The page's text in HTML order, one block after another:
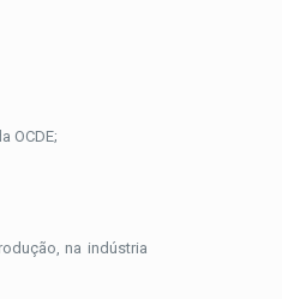
OCDE;
na indústria